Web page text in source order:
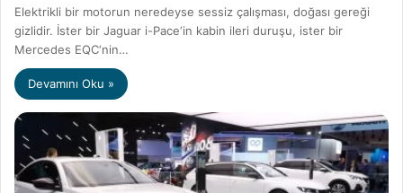
Elektrikli bir motorun neredeyse sessiz çalışması, doğası gereği
gizlidir. İster bir Jaguar i-Pace‘in kabin ileri duruşu, ister bir
Mercedes EQC‘nin…
Devamını Oku »